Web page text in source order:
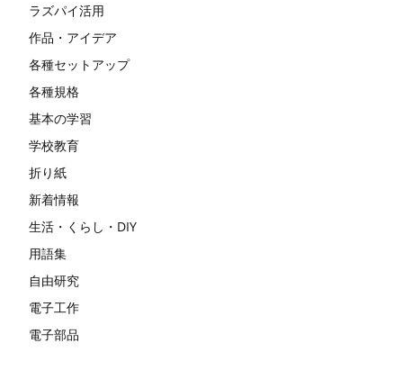
ラズパイ活用
作品・アイデア
各種セットアップ
各種規格
基本の学習
学校教育
折り紙
新着情報
生活・くらし・DIY
用語集
自由研究
電子工作
電子部品